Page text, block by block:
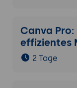
Canva
effizientes
2 Tage